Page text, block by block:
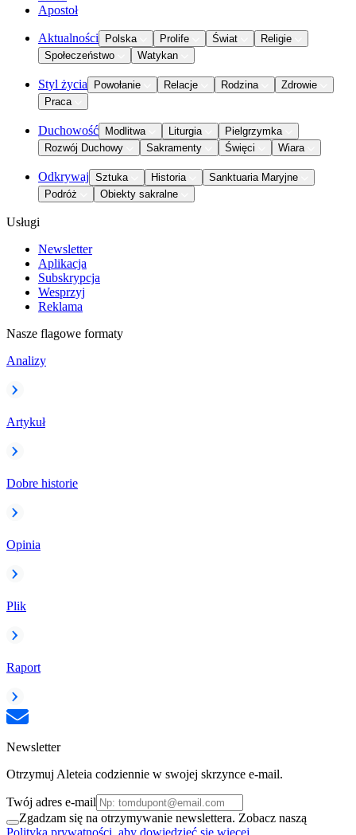
Apostoł
Aktualności Polska Prolife Świat
Religie
Społeczeństwo
Watykan
Styl życia Powołanie Relacje Rodzina
Zdrowie
Praca
Duchowość Modlitwa Liturgia
Pielgrzymka
Rozwój Duchowy
Sakramenty Święci Wiara
Odkrywaj Sztuka Historia
Sanktuaria Maryjne
Podróż
Obiekty sakralne
Usługi
Newsletter
Aplikacja
Subskrypcja
Wesprzyj
Reklama
Nasze flagowe formaty
Analizy
Artykuł
Dobre historie
Opinia
Plik
Raport
Newsletter
Otrzymuj Aleteia codziennie w swojej skrzynce e-mail.
Twój adres e-mail
Zgadzam się na otrzymywanie newslettera. Zobacz naszą
Polityka prywatności, aby dowiedzieć się więcej.